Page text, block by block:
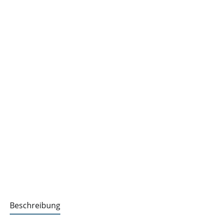
Beschreibung